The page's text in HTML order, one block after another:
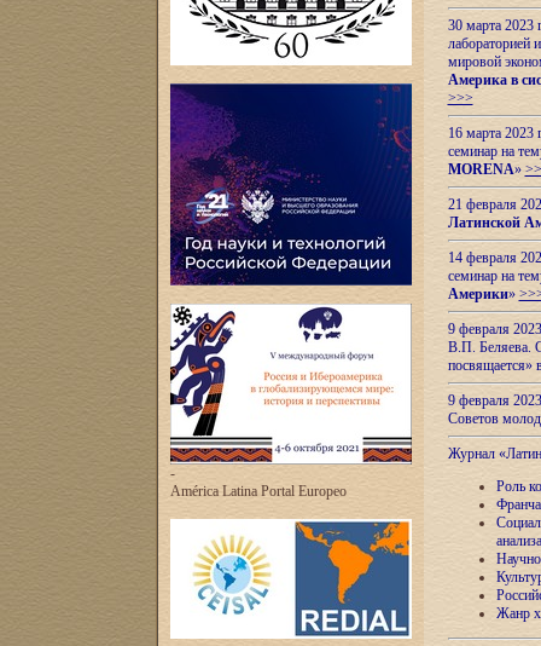
-
América Latina Portal Europeo
30 марта 2023
лабораторией
мировой
Америка в
>>>
16 марта 2023
семинар на
MORENA»
21 февраля
Латинской
14 февраля
семинар на
Америки»
9 февраля
В.П. Беляева.
посвящается»
9 февраля
Советов
Журнал
Роль
анализа
Жанр